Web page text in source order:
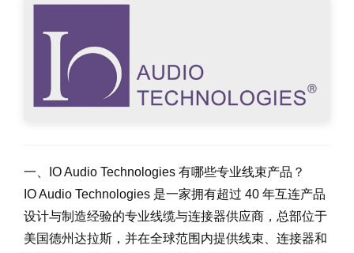
一、IO Audio Technologies 有哪些专业线束产品？
IO Audio Technologies 是一家拥有超过 40 年互连产品
设计与制造经验的专业线缆与连接器供应商，总部位于
美国德州达拉斯，并在全球范围内提供线束、连接器和